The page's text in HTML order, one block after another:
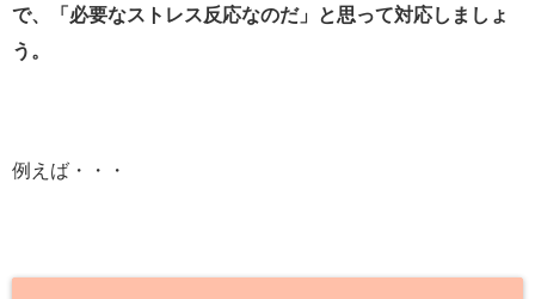
で、「必要なストレス反応なのだ」と思って対応しましょ
う。
例えば・・・